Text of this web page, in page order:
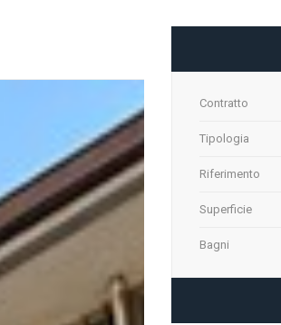
Contratto
Tipologia
Riferimento
Superficie
Bagni